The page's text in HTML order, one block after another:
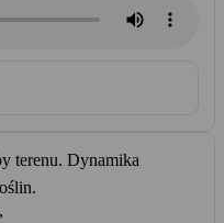
terenu. Dynamika